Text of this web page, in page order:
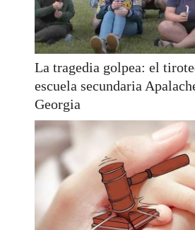
La tragedia golpea: el
escuela secundaria
Georgia